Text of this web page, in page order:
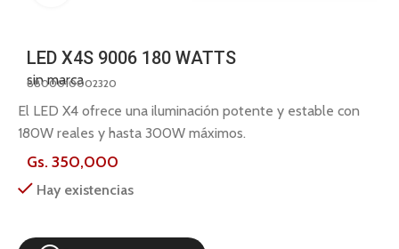
LED X4S 9006 180 WATTS
sin marca
8800010002320
El LED X4 ofrece una iluminación potente y estable con
180W reales y hasta 300W máximos.
Gs. 350,000
Hay existencias